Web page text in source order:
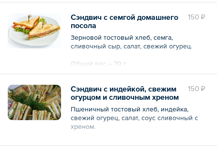
150 ₽
Сэндвич с семгой домашнего
посола
Зерновой тостовый хлеб, семга,
сливочный сыр, салат, свежий огурец.
Общий вес – 70 г
150 ₽
Сэндвич с индейкой, свежим
огурцом и сливочным хреном
Пшеничный тостовый хлеб, индейка,
свежий огурец, салат, соус сливочный с
хреном.
Общий вес – 70 г